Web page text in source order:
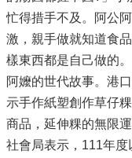
忙得措手不及。阿公
激，親手做就知道食
樣東西都是自己做的
阿嬤的世代故事。港
示手作紙塑創作草仔
商品，延伸粿的無限運
社會局表示，111年